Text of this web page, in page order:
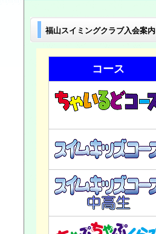
福山スイミングクラブ入会案内
コース